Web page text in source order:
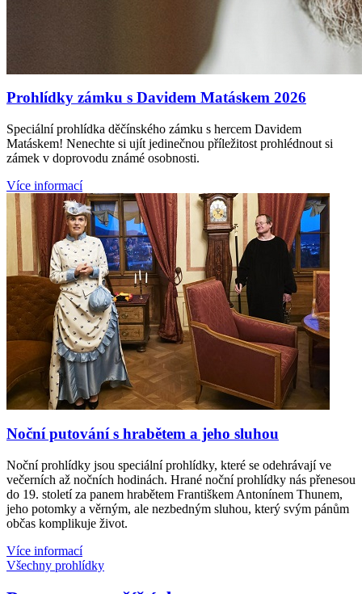
Prohlídky zámku s Davidem Matáskem 2026
Speciální prohlídka děčínského zámku s hercem Davidem
Matáskem! Nenechte si ujít jedinečnou příležitost prohlédnout si
zámek v doprovodu známé osobnosti.
Více informací
Noční putování s hrabětem a jeho sluhou
Noční prohlídky jsou speciální prohlídky, které se odehrávají ve
večerních až nočních hodinách. Hrané noční prohlídky nás přenesou
do 19. století za panem hrabětem Františkem Antonínem Thunem,
jeho potomky a věrným, ale nezbedným sluhou, který svým pánům
občas komplikuje život.
Více informací
Všechny prohlídky